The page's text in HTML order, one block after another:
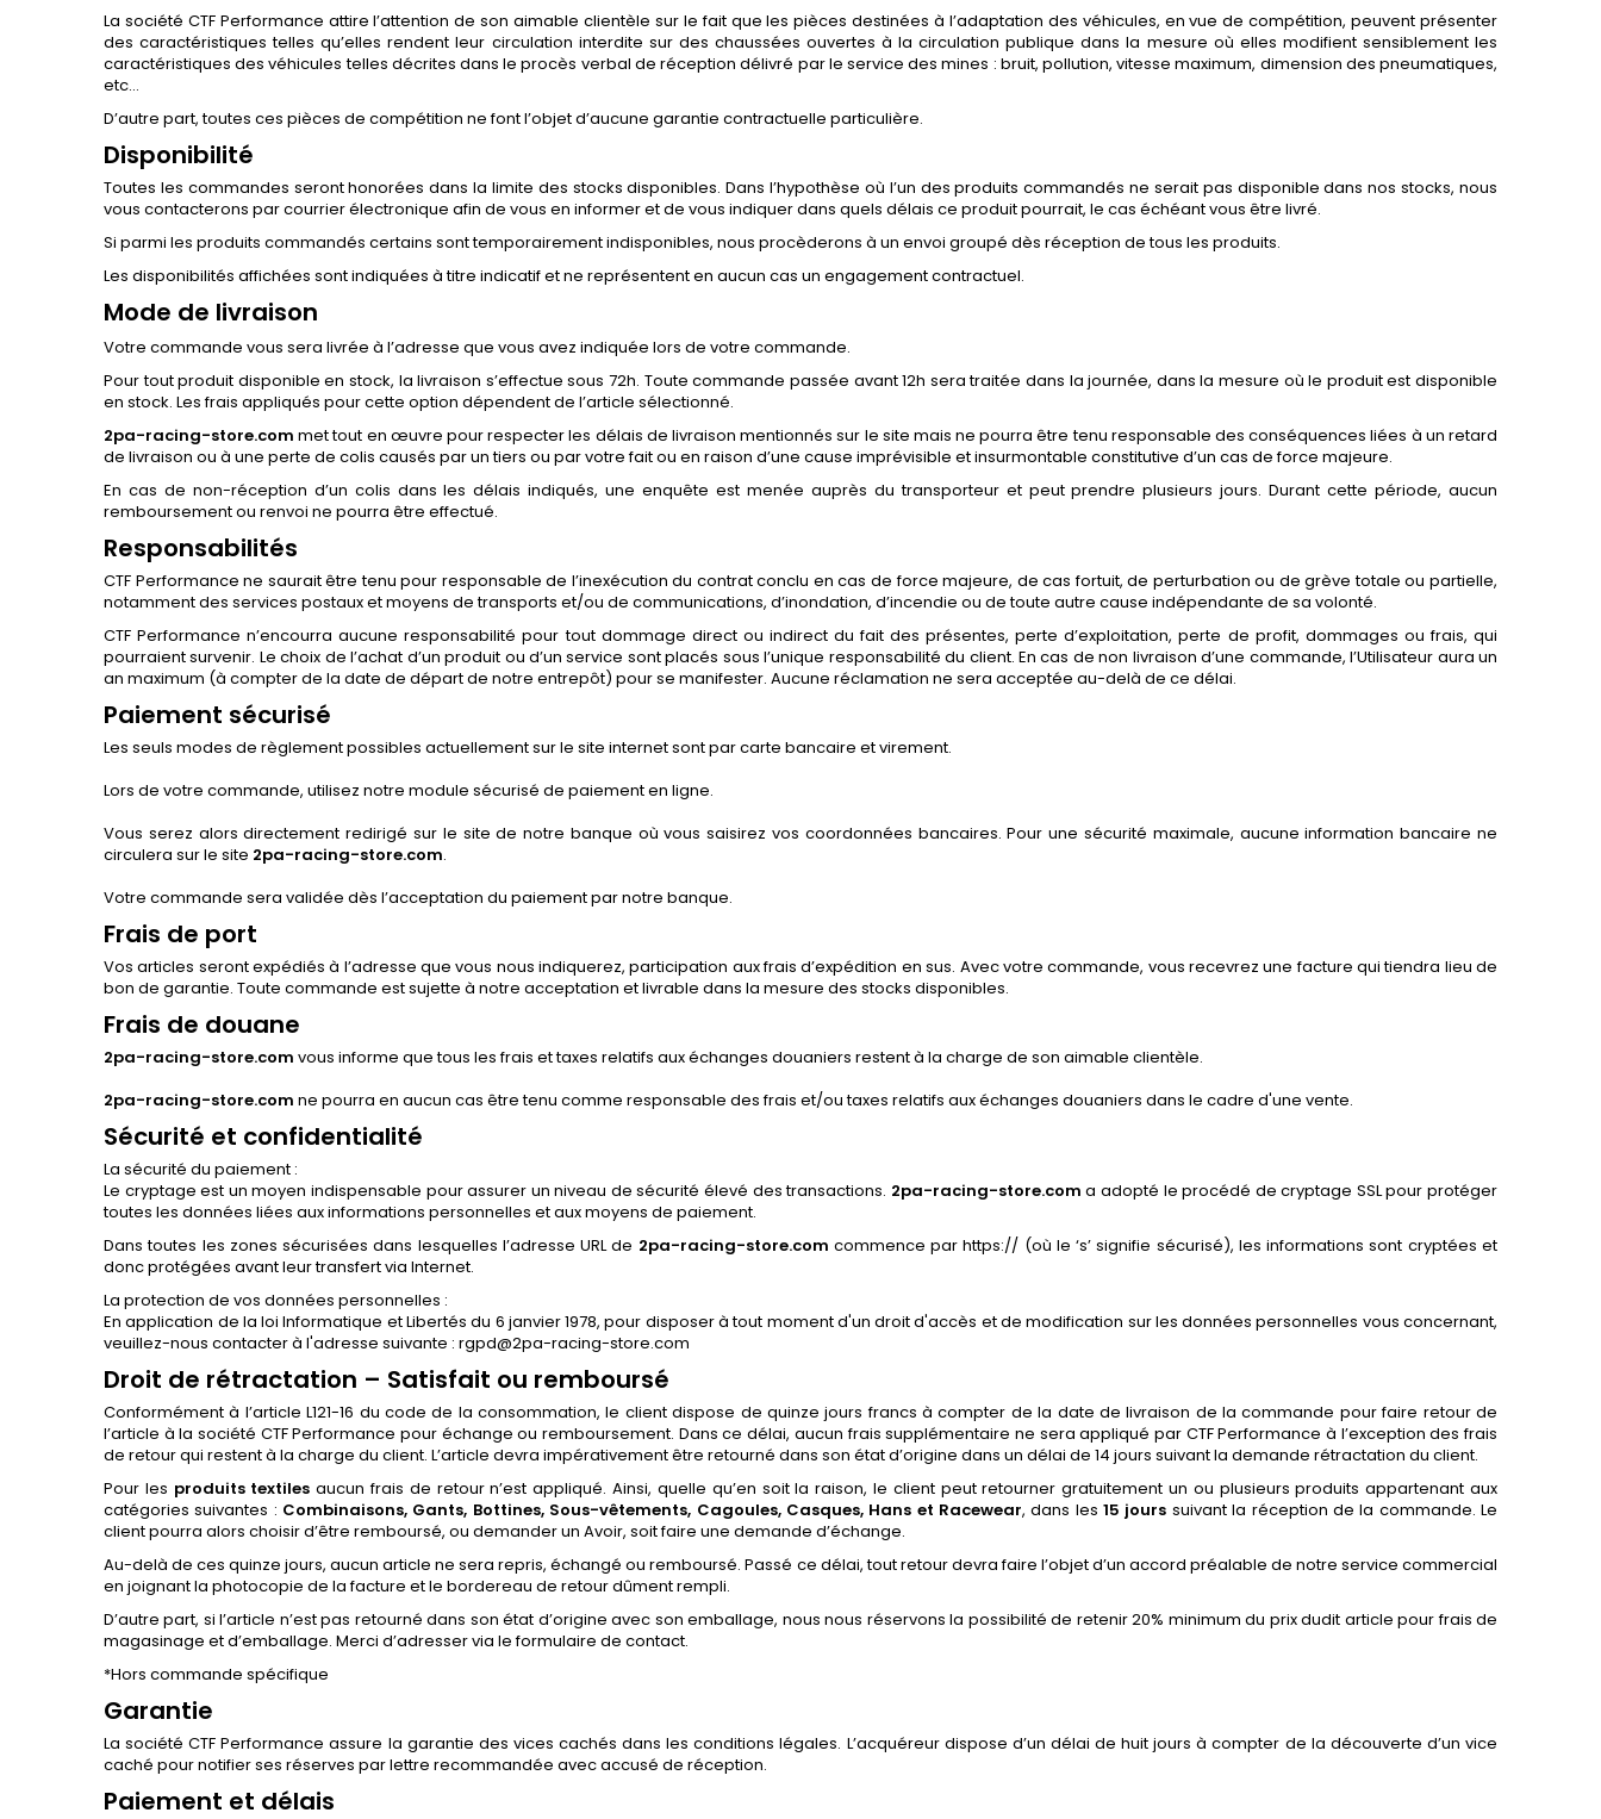
La société CTF Performance attire l’attention de son aimable clientèle sur le fait que les pièces destinées à l’adaptation des véhicules, en vue de compétition, peuvent présenter
des caractéristiques telles qu’elles rendent leur circulation interdite sur des chaussées ouvertes à la circulation publique dans la mesure où elles modifient sensiblement les
caractéristiques des véhicules telles décrites dans le procès verbal de réception délivré par le service des mines : bruit, pollution, vitesse maximum, dimension des pneumatiques,
etc…
D’autre part, toutes ces pièces de compétition ne font l’objet d’aucune garantie contractuelle particulière.
Disponibilité
Toutes les commandes seront honorées dans la limite des stocks disponibles. Dans l’hypothèse où l’un des produits commandés ne serait pas disponible dans nos stocks, nous
vous contacterons par courrier électronique afin de vous en informer et de vous indiquer dans quels délais ce produit pourrait, le cas échéant vous être livré.
Si parmi les produits commandés certains sont temporairement indisponibles, nous procèderons à un envoi groupé dès réception de tous les produits.
Les disponibilités affichées sont indiquées à titre indicatif et ne représentent en aucun cas un engagement contractuel.
Mode de livraison
Votre commande vous sera livrée à l’adresse que vous avez indiquée lors de votre commande.
Pour tout produit disponible en stock, la livraison s’effectue sous 72h. Toute commande passée avant 12h sera traitée dans la journée, dans la mesure où le produit est disponible
en stock. Les frais appliqués pour cette option dépendent de l’article sélectionné.
2pa-racing-store.com met tout en œuvre pour respecter les délais de livraison mentionnés sur le site mais ne pourra être tenu responsable des conséquences liées à un retard
de livraison ou à une perte de colis causés par un tiers ou par votre fait ou en raison d’une cause imprévisible et insurmontable constitutive d’un cas de force majeure.
En cas de non-réception d’un colis dans les délais indiqués, une enquête est menée auprès du transporteur et peut prendre plusieurs jours. Durant cette période, aucun
remboursement ou renvoi ne pourra être effectué.
Responsabilités
CTF Performance ne saurait être tenu pour responsable de l’inexécution du contrat conclu en cas de force majeure, de cas fortuit, de perturbation ou de grève totale ou partielle,
notamment des services postaux et moyens de transports et/ou de communications, d’inondation, d’incendie ou de toute autre cause indépendante de sa volonté.
CTF Performance n’encourra aucune responsabilité pour tout dommage direct ou indirect du fait des présentes, perte d’exploitation, perte de profit, dommages ou frais, qui
pourraient survenir. Le choix de l’achat d’un produit ou d’un service sont placés sous l’unique responsabilité du client. En cas de non livraison d’une commande, l’Utilisateur aura un
an maximum (à compter de la date de départ de notre entrepôt) pour se manifester. Aucune réclamation ne sera acceptée au-delà de ce délai.
Paiement sécurisé
Les seuls modes de règlement possibles actuellement sur le site internet sont par carte bancaire et virement.
Lors de votre commande, utilisez notre module sécurisé de paiement en ligne.
Vous serez alors directement redirigé sur le site de notre banque où vous saisirez vos coordonnées bancaires. Pour une sécurité maximale, aucune information bancaire ne
circulera sur le site 2pa-racing-store.com.
Votre commande sera validée dès l’acceptation du paiement par notre banque.
Frais de port
Vos articles seront expédiés à l’adresse que vous nous indiquerez, participation aux frais d’expédition en sus. Avec votre commande, vous recevrez une facture qui tiendra lieu de
bon de garantie. Toute commande est sujette à notre acceptation et livrable dans la mesure des stocks disponibles.
Frais de douane
2pa-racing-store.com vous informe que tous les frais et taxes relatifs aux échanges douaniers restent à la charge de son aimable clientèle.
2pa-racing-store.com ne pourra en aucun cas être tenu comme responsable des frais et/ou taxes relatifs aux échanges douaniers dans le cadre d'une vente.
Sécurité et confidentialité
La sécurité du paiement :
Le cryptage est un moyen indispensable pour assurer un niveau de sécurité élevé des transactions. 2pa-racing-store.com a adopté le procédé de cryptage SSL pour protéger
toutes les données liées aux informations personnelles et aux moyens de paiement.
Dans toutes les zones sécurisées dans lesquelles l’adresse URL de 2pa-racing-store.com commence par https:// (où le ‘s’ signifie sécurisé), les informations sont cryptées et
donc protégées avant leur transfert via Internet.
La protection de vos données personnelles :
En application de la loi Informatique et Libertés du 6 janvier 1978, pour disposer à tout moment d'un droit d'accès et de modification sur les données personnelles vous concernant,
veuillez-nous contacter à l'adresse suivante : rgpd@2pa-racing-store.com
Droit de rétractation – Satisfait ou remboursé
Conformément à l’article L121-16 du code de la consommation, le client dispose de quinze jours francs à compter de la date de livraison de la commande pour faire retour de
l’article à la société CTF Performance pour échange ou remboursement. Dans ce délai, aucun frais supplémentaire ne sera appliqué par CTF Performance à l’exception des frais
de retour qui restent à la charge du client. L’article devra impérativement être retourné dans son état d’origine dans un délai de 14 jours suivant la demande rétractation du client.
Pour les produits textiles aucun frais de retour n’est appliqué. Ainsi, quelle qu’en soit la raison, le client peut retourner gratuitement un ou plusieurs produits appartenant aux
catégories suivantes : Combinaisons, Gants, Bottines, Sous-vêtements, Cagoules, Casques, Hans et Racewear, dans les15 jours suivant la réception de la commande. Le
client pourra alors choisir d’être remboursé, ou demander un Avoir, soit faire une demande d’échange.
Au-delà de ces quinze jours, aucun article ne sera repris, échangé ou remboursé. Passé ce délai, tout retour devra faire l’objet d’un accord préalable de notre service commercial
en joignant la photocopie de la facture et le bordereau de retour dûment rempli.
D’autre part, si l’article n’est pas retourné dans son état d’origine avec son emballage, nous nous réservons la possibilité de retenir 20% minimum du prix dudit article pour frais de
magasinage et d’emballage. Merci d’adresser via le formulaire de contact.
*Hors commande spécifique
Garantie
La société CTF Performance assure la garantie des vices cachés dans les conditions légales. L’acquéreur dispose d’un délai de huit jours à compter de la découverte d’un vice
caché pour notifier ses réserves par lettre recommandée avec accusé de réception.
Paiement et délais